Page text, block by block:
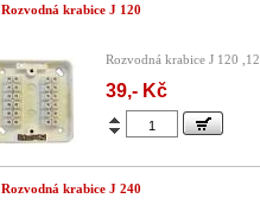
Rozvodná krabice J 120
Rozvodná krabice J 120
39,- Kč
Rozvodná krabice J 240